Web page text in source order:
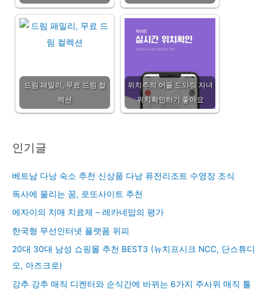
드림 패밀리, 무료 드림 컬
렉션
위치추적 어플 도와줘 자녀
위치확인하기 좋아요
인기글
베트남 다낭 숙소 추천 신상품 다낭 퓨전리조트 수영장 조식
독사에 물리는 꿈, 로또사이트 추천
에자이의 치매 치료제 – 레카네맙의 평가
한국형 무선인터넷 플랫폼 위피
20대 30대 남성 쇼핑몰 추천 BEST3 (뉴치프시크 NCC, 단스튜디
오, 아즈크로)
강추 강추 매직 디켄터와 순식간에 바뀌는 6가지 주사위 매직 툴